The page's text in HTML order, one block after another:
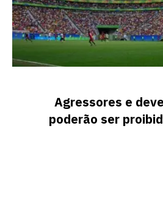
Agressores e
poderão ser